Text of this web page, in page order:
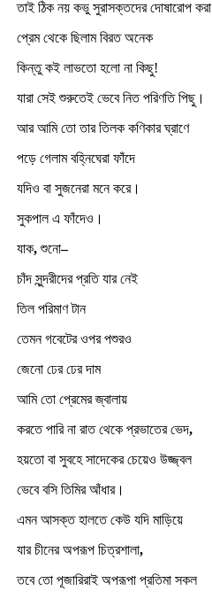
তাই ঠিক নয় কভু সুরাসক্তদের দোষারোপ করা
প্রেম থেকে ছিলাম বিরত অনেক
কিন্তু কই লাভতো হলো না কিছু!
যারা সেই শুরুতেই ভেবে নিত পরিণতি পিছু।
আর আমি তো তার তিলক কণিকার ঘ্রাণে
পড়ে গেলাম বহ্নিঘেরা ফাঁদে
যদিও বা সুজনেরা মনে করে।
সুকপাল এ ফাঁদেও।
যাক,শুনো–
চাঁদ সুন্দরীদের প্রতি যার নেই
তিল পরিমাণ টান
তেমন গবেটের ওপর পশুরও
জেনো ঢের ঢের দাম
আমি তো প্রেমের জ্বালায়
করতে পারি না রাত থেকে প্রভাতের ভেদ,
হয়তো বা সুবহে সাদেকের চেয়েও উজ্জ্বল
ভেবে বসি তিমির আঁধার।
এমন আসক্ত হালতে কেউ যদি মাড়িয়ে
যার চীনের অপরূপ চিত্রশালা,
তবে তো পূজারিরাই অপরূপা প্রতিমা সকল